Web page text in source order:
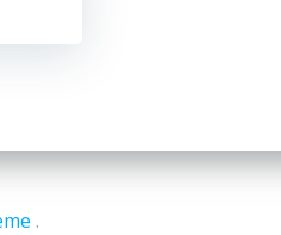
.